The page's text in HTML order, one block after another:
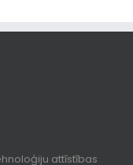
attīstības